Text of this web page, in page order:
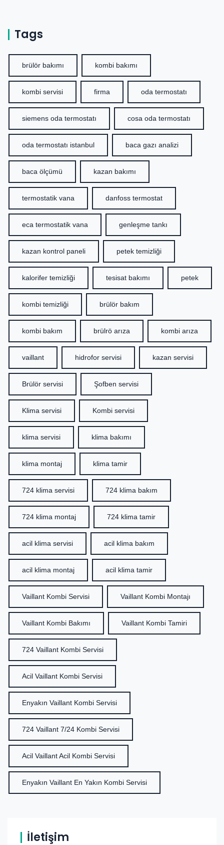
Tags
brülör bakımı kombi bakımı
kombi servisi firma oda termostatı
siemens oda termostatı cosa oda termostatı
oda termostatı istanbul baca gazı analizi
baca ölçümü kazan bakımı
termostatik vana danfoss termostat
eca termostatik vana genleşme tankı
kazan kontrol paneli petek temizliği
kalorifer temizliği tesisat bakımı petek
kombi temizliği brülör bakım
kombi bakım brülrö arıza kombi arıza
vaillant hidrofor servisi kazan servisi
Brülör servisi Şofben servisi
Klima servisi Kombi servisi
klima servisi klima bakımı
klima montaj klima tamir
724 klima servisi 724 klima bakım
724 klima montaj 724 klima tamir
acil klima servisi acil klima bakım
acil klima montaj acil klima tamir
Vaillant Kombi Servisi Vaillant Kombi Montajı
Vaillant Kombi Bakımı Vaillant Kombi Tamiri
724 Vaillant Kombi Servisi
Acil Vaillant Kombi Servisi
Enyakın Vaillant Kombi Servisi
724 Vaillant 7/24 Kombi Servisi
Acil Vaillant Acil Kombi Servisi
Enyakın Vaillant En Yakın Kombi Servisi
İletişim